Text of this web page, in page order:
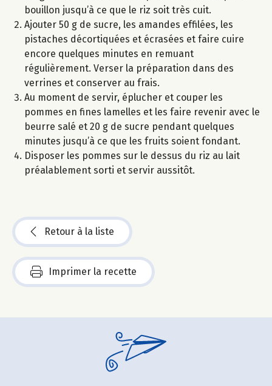
bouillon jusqu’à ce que le riz soit très cuit.
Ajouter 50 g de sucre, les amandes effilées, les
pistaches décortiquées et écrasées et faire cuire
encore quelques minutes en remuant
régulièrement. Verser la préparation dans des
verrines et conserver au frais.
Au moment de servir, éplucher et couper les
pommes en fines lamelles et les faire revenir avec le
beurre salé et 20 g de sucre pendant quelques
minutes jusqu’à ce que les fruits soient fondant.
Disposer les pommes sur le dessus du riz au lait
préalablement sorti et servir aussitôt.
Retour à la liste
Imprimer la recette